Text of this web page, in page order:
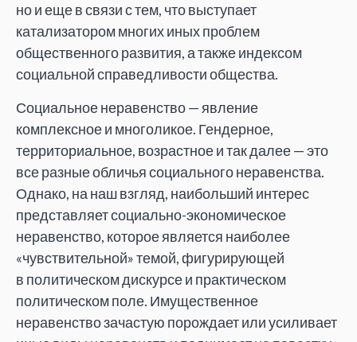
ноиеще всвязи стем, что выступает
катализатором многих иных проблем
общественного развития, атакже индексом
социальной справедливости общества.
Социальное неравенство— явление
комплексное и многоликое. Гендерное,
территориальное, возрастное итак далее—это
все разные обличья социального неравенства.
Однако, на наш взгляд, наибольший интерес
представляет социально-экономическое
неравенство, которое является наиболее
«чувствительной»темой, фигурирующей
в политическом дискурсе и практическом
политическом поле. Имущественное
неравенство зачастую порождает или усиливает